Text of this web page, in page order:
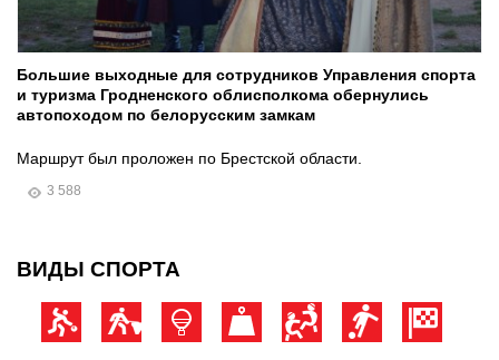
Большие выходные для сотрудников Управления спорта
и туризма Гродненского облисполкома обернулись
автопоходом по белорусским замкам
Маршрут был проложен по Брестской области.
3 588
ВИДЫ СПОРТА